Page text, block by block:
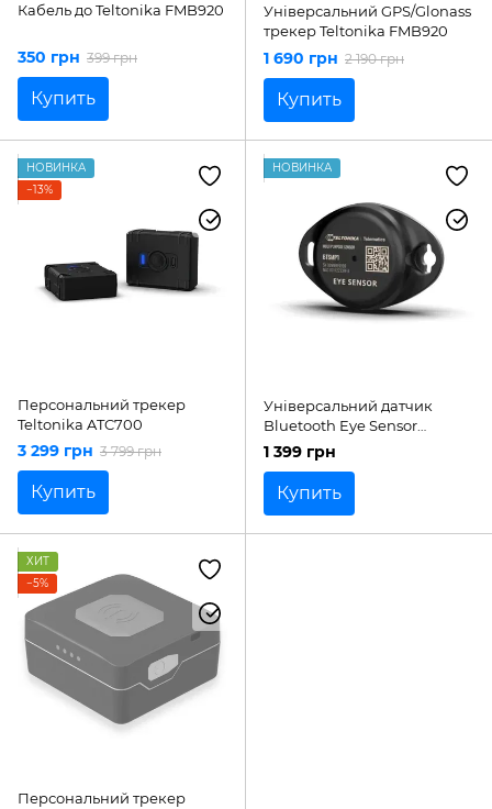
Кабель до Teltonika FMB920
350 грн 399 грн
Купить
Універсальний GPS/Glonass
трекер Teltonika FMB920
1 690 грн 2 190 грн
Купить
НОВИНКА
−13%
Персональний трекер
Teltonika ATC700
3 299 грн 3 799 грн
Купить
НОВИНКА
Універсальний датчик
Bluetooth Eye Sensor
Teltonika (BTSMP1)
1 399 грн
Купить
ХИТ
−5%
Персональний трекер